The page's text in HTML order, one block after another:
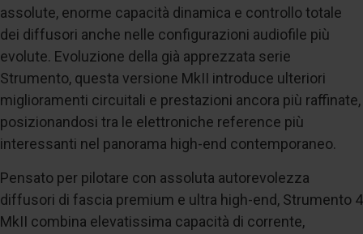
assolute, enorme capacità dinamica e controllo totale
dei diffusori anche nelle configurazioni audiofile più
evolute. Evoluzione della già apprezzata serie
Strumento, questa versione MkII introduce ulteriori
miglioramenti circuitali e prestazioni ancora più raffinate,
posizionandosi tra le elettroniche reference più
interessanti nel panorama high-end contemporaneo.
Pensato per pilotare con assoluta autorevolezza
diffusori di fascia premium e ultra high-end, Strumento 4
MkII combina elevatissima capacità di corrente,